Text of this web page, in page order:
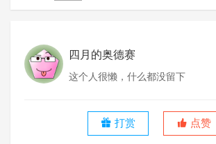
四月的奥德赛
这个人很懒，什么都没留下
打赏 点赞